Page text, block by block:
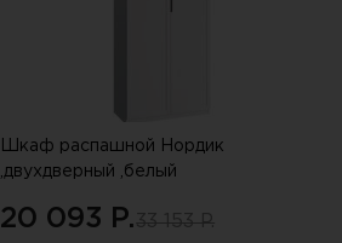
Шкаф распашной Нордик
,двухдверный ,белый
20 093 P.